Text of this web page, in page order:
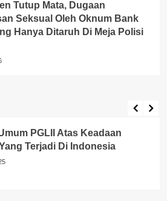
Tutup Mata, Dugaan
Seksual Oleh Oknum Bank
Hanya Ditaruh Di Meja Polisi
PGLII Atas Keadaan
Terjadi Di Indonesia